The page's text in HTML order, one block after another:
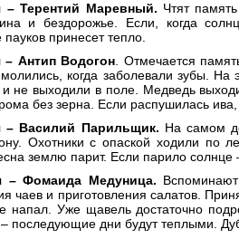
– Терентий Маревный. Чтят
и бездорожье. Если, когда
принесет тепло.
– Антип Водогон . Отмечается
когда заболевали зубы. На
не выходили в поле. Медведь
без зерна. Если распушилась
– Василий Парильщик. На самом
Охотники с опаской ходили по
землю парит. Если парило солнце
– Фомаида Медуница.
чаев и приготовления салатов.
напал. Уже щавель достаточно
последующие дни будут теплыми.